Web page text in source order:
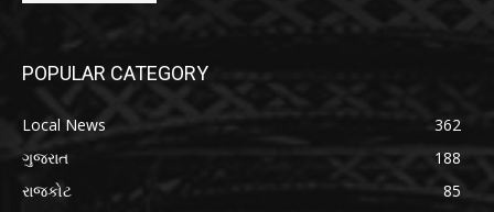
POPULAR CATEGORY
Local News
362
ગુજરાત
188
રાજકોટ
85